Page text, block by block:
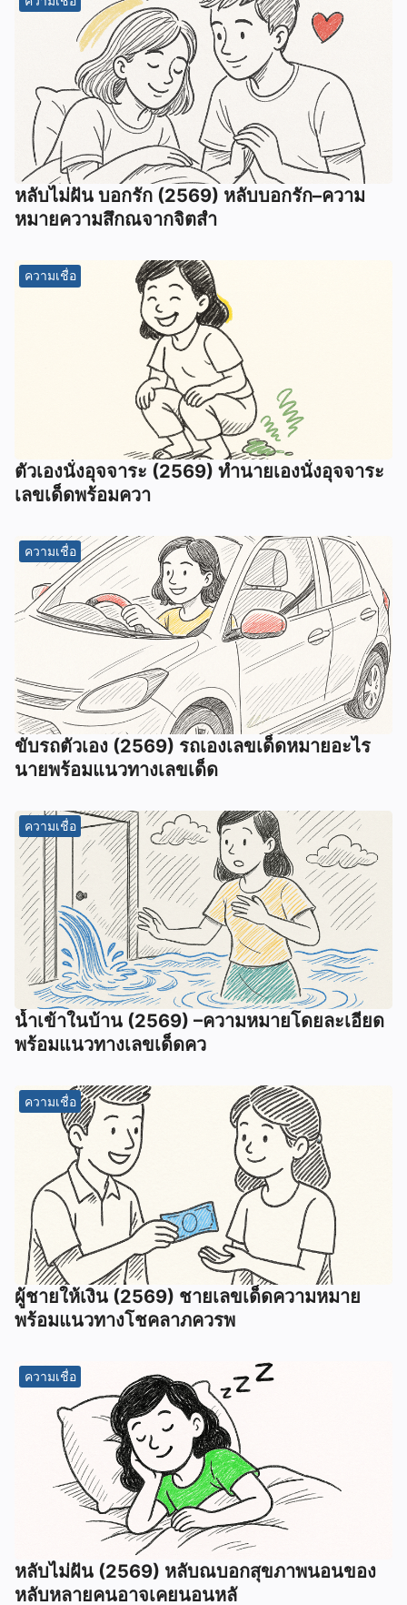
หลับไม่ฝัน บอกรัก (2569) หลับบอกรัก–ความ
หมายความสึกณจากจิตสำ
ความเชื่อ
ตัวเองนั่งอุจจาระ (2569) ทํานายเองนั่งอุจจาระ
เลขเด็ดพร้อมควา
ความเชื่อ
ขับรถตัวเอง (2569) รถเองเลขเด็ดหมายอะไร
นายพร้อมแนวทางเลขเด็ด
ความเชื่อ
น้ำเข้าในบ้าน (2569) –ความหมายโดยละเอียด
พร้อมแนวทางเลขเด็ดคว
ความเชื่อ
ผู้ชายให้เงิน (2569) ชายเลขเด็ดความหมาย
พร้อมแนวทางโชคลาภควรพ
ความเชื่อ
หลับไม่ฝัน (2569) หลับณบอกสุขภาพนอนของ
หลับหลายคนอาจเคยนอนหลั